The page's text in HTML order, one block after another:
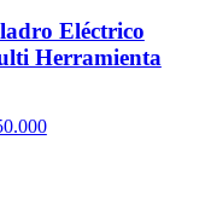
Eléctrico
Herramienta